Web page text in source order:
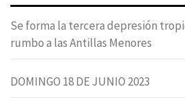
Se forma la tercera depresión
rumbo a las Antillas Menores
DOMINGO 18 DE JUNIO 2023